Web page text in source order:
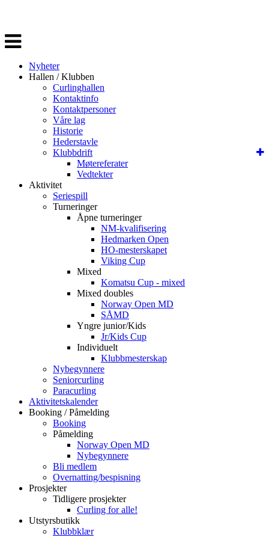
Veksle
navigasjon
Nyheter
Hallen / Klubben
Curlinghallen
Kontaktinfo
Kontaktpersoner
Våre lag
Historie
Hederstavle
Klubbdrift
Møtereferater
Vedtekter
Aktivitet
Seriespill
Turneringer
Åpne turneringer
NM-kvalifisering
Hedmarken Open
HO-mesterskapet
Viking Cup
Mixed
Komatsu Cup - mixed
Mixed doubles
Norway Open MD
SÅMD
Yngre junior/Kids
Jr/Kids Cup
Individuelt
Klubbmesterskap
Nybegynnere
Seniorcurling
Paracurling
Aktivitetskalender
Booking / Påmelding
Booking
Påmelding
Norway Open MD
Nybegynnere
Bli medlem
Overnatting/bespisning
Prosjekter
Tidligere prosjekter
Curling for alle!
Utstyrsbutikk
Klubbklær